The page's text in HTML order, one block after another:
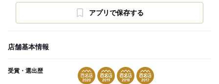
アプリで保存する
店舗基本情報
受賞・選出歴